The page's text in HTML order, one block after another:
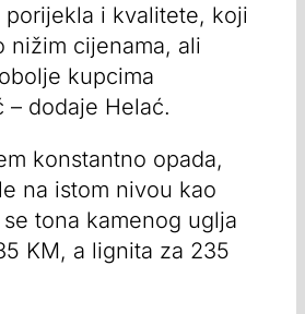
i kvalitete, koji
nižim cijenama, ali
kupcima
– dodaje Helać.
konstantno opada,
na istom nivou kao
tona kamenog uglja
KM, a lignita za 235